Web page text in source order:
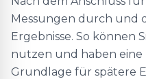
Messungen durch und
Ergebnisse. So können
nutzen und haben eine
Grundlage für spätere